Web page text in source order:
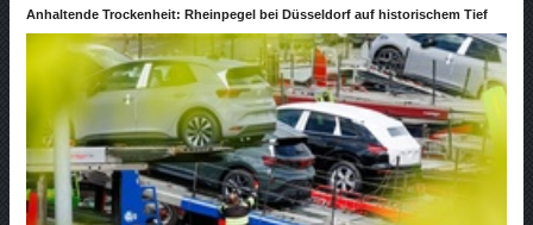
Anhaltende Trockenheit: Rheinpegel bei Düsseldorf auf historischem Tief